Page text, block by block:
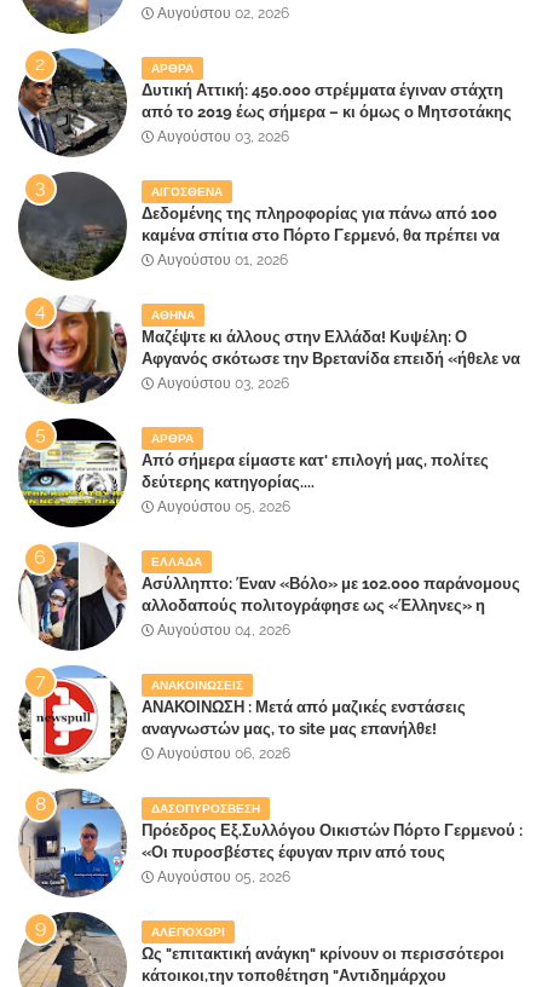
την λάθος διαχείριση της κατάσβεσης θα
Αυγούστου 02, 2026
ΑΡΘΡΑ
Δυτική Αττική: 450.000 στρέμματα έγιναν στάχτη
από το 2019 έως σήμερα – κι όμως ο Μητσοτάκης
έλαβε 40% και 45% στις εκλογές του 2023,ενώ 50%
Αυγούστου 03, 2026
ΑΙΓΟΣΘΕΝΑ
Δεδομένης της πληροφορίας για πάνω από 100
καμένα σπίτια στο Πόρτο Γερμενό, θα πρέπει να
αναζητηθούν ευθύνες για την ολοσχερή
επίγειου παραδείσου της Αττικής
Αυγούστου 01, 2026
ΑΘΗΝΑ
Μαζέψτε κι άλλους στην Ελλάδα! Κυψέλη: Ο
Αφγανός σκότωσε την Βρετανίδα επειδή «ήθελε να
κάνει τη σύντροφό του χριστιανή»
Αυγούστου 03, 2026
ΑΡΘΡΑ
Από σήμερα είμαστε κατ' επιλογή μας, πολίτες
δεύτερης κατηγορίας....
Αυγούστου 05, 2026
ΕΛΛΑΔΑ
Ασύλληπτο: Έναν «Βόλο» με 102.000 παράνομους
αλλοδαπούς πολιτογράφησε ως «Έλληνες» η
κυβέρνηση!
Αυγούστου 04, 2026
ΑΝΑΚΟΙΝΩΣΕΙΣ
ΑΝΑΚΟΙΝΩΣΗ : Μετά από μαζικές ενστάσεις
αναγνωστών μας, το site μας επανήλθε!
Αυγούστου 06, 2026
ΔΑΣΟΠΥΡΟΣΒΕΣΗ
Πρόεδρος Εξ.Συλλόγου Οικιστών Πόρτο Γερμενού :
«Οι πυροσβέστες έφυγαν πριν από τους
κατοίκους»
Αυγούστου 05, 2026
ΑΛΕΠΟΧΩΡΙ
Ως "επιτακτική ανάγκη" κρίνουν οι περισσότεροι
κάτοικοι,την τοποθέτηση "Αντιδημάρχου